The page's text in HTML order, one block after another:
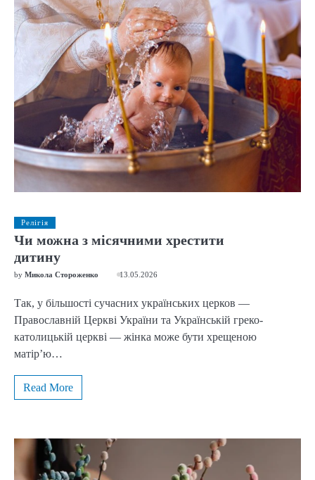
Релігія
Чи можна з місячними хрестити
дитину
by Микола Стороженко 13.05.2026
Так, у більшості сучасних українських церков —
Православній Церкві України та Українській греко-
католицькій церкві — жінка може бути хрещеною
матір’ю…
Read More